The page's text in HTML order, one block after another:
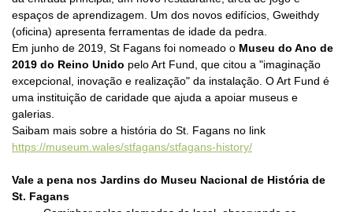
espaços de aprendizagem. Um dos novos edifícios, Gweithdy
(oficina) apresenta ferramentas de idade da pedra.
Em junho de 2019, St Fagans foi nomeado o Museu do Ano de
2019 do Reino Unido pelo Art Fund, que citou a "imaginação
excepcional, inovação e realização" da instalação. O Art Fund é
uma instituição de caridade que ajuda a apoiar museus e
galerias.
Saibam mais sobre a história do St. Fagans no link
https://museum.wales/stfagans/stfagans-history/
Vale a pena nos Jardins do Museu Nacional de História de
St. Fagans